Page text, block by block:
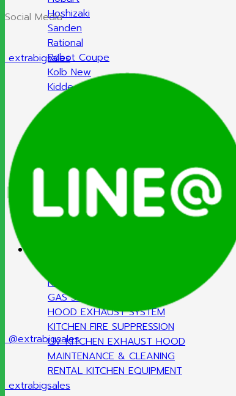
Hoshizaki
Sanden
Rational
Robot Coupe
Kolb
Kidde
Hatco
KITCHEN PLAN DESIGN
GAS SYSTEMS
HOOD EXHAUST SYSTEM
KITCHEN FIRE SUPPRESSION
UV KITCHEN EXHAUST HOOD
MAINTENANCE & CLEANING
RENTAL KITCHEN EQUIPMENT
Social Media
extrabigsales
@extrabigsales
extrabigsales